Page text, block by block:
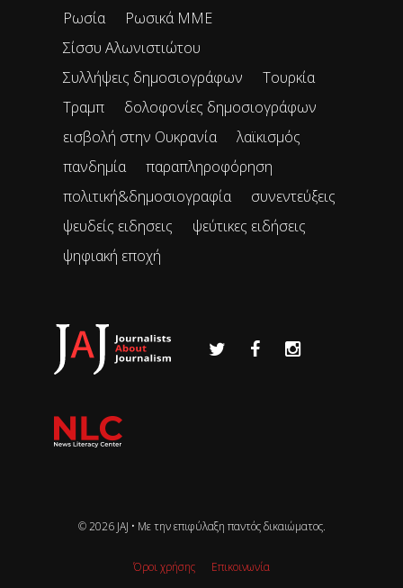
Ρωσία
Ρωσικά ΜΜΕ
Σίσσυ Αλωνιστιώτου
Συλλήψεις δημοσιογράφων
Τουρκία
Τραμπ
δολοφονίες δημοσιογράφων
εισβολή στην Ουκρανία
λαϊκισμός
πανδημία
παραπληροφόρηση
πολιτική&δημοσιογραφία
συνεντεύξεις
ψευδείς ειδησεις
ψεύτικες ειδήσεις
ψηφιακή εποχή
© 2026 JAJ • Mε την επιφύλαξη παντός δικαιώματος.
Όροι χρήσης Επικοινωνία